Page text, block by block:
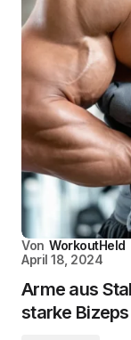
Von WorkoutHeld
April 18, 2024
Arme aus
starke